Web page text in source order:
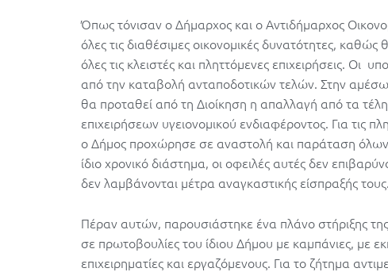
Όπως τόνισαν ο Δήμαρχος και ο Αντιδήμαρχος
όλες τις διαθέσιμες οικονομικές δυνατότητες,
όλες τις κλειστές και πληττόμενες επιχειρήσεις. Οι
από την καταβολή ανταποδοτικών τελών. Στην
θα προταθεί από τη Διοίκηση η απαλλαγή από τα
επιχειρήσεων υγειονομικού ενδιαφέροντος. Για τις
ο Δήμος προχώρησε σε αναστολή και παράταση
ίδιο χρονικό διάστημα, οι οφειλές αυτές δεν
δεν λαμβάνονται μέτρα αναγκαστικής είσπραξής τους.
Πέραν αυτών, παρουσιάστηκε ένα πλάνο στήριξης
σε πρωτοβουλίες του ίδιου Δήμου με καμπάνιες, με
επιχειρηματίες και εργαζόμενους. Για το ζήτημα